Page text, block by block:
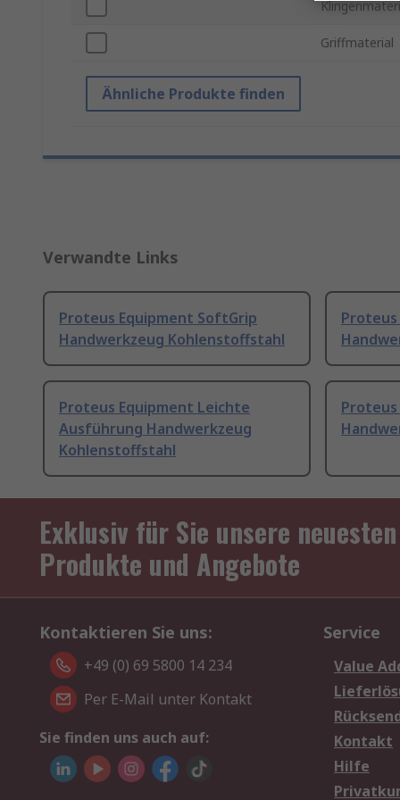
Griffmaterial
Ähnliche Produkte finden
Verwandte Links
Proteus Equipment SoftGrip
Handwerkzeug Kohlenstoffstahl
Proteus Equipment Leichte
Ausführung Handwerkzeug
Kohlenstoffstahl
Exklusiv für Sie unsere neuesten
Produkte und Angebote
Kontaktieren Sie uns:
+49 (0) 69 5800 14 234
Per E-Mail unter Kontakt
Sie finden uns auch auf:
Service
Value
Kontakt
Hilfe